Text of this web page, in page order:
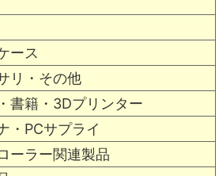
ース
リ・その他
書籍・3Dプリンター
・PCサプライ
ーラー関連製品